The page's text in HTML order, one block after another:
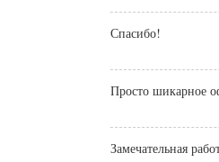
Спасибо!
Просто шикарное
Замечательная